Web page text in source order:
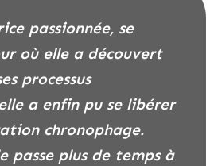
où elle a découvert
processus
a enfin pu se libérer
chronophage.
passe plus de temps à